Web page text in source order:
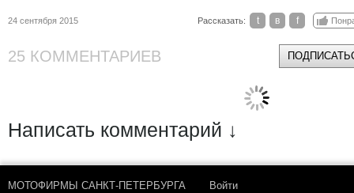
24 сентября 2015 Рассказать: t в f
25 КОММЕНТАРИЕВ
Написать комментарий ↓
МОТОФИРМЫ САНКТ-ПЕТЕРБУРГА
Войти